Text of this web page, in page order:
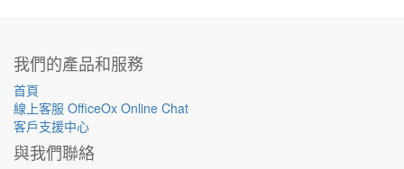
我們的產品和服務
首頁
線上客服 OfficeOx Online Chat
客戶支援中心
與我們聯絡